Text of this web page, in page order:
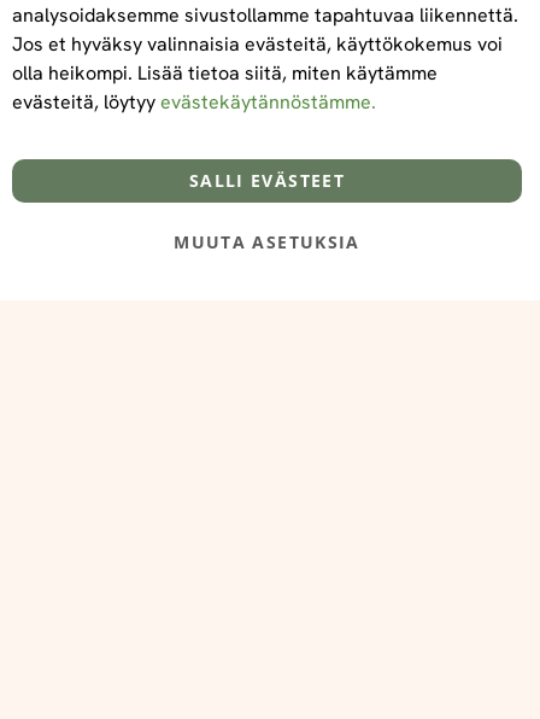
Tietoa meistä
@‌2025 FooDeliDoo
Toimitus- ja maksuehdot
analysoidaksemme sivustollamme tapahtuvaa liikennettä.
Jos et hyväksy valinnaisia evästeitä, käyttökokemus voi
olla heikompi. Lisää tietoa siitä, miten käytämme
evästeitä, löytyyevästekäytännöstämme.
SALLI EVÄSTEET
MUUTA ASETUKSIA